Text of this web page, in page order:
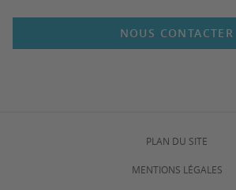
NOUS CONTACTER
PLAN DU SITE
MENTIONS LÉGALES